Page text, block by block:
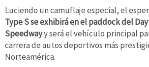
Luciendo un camuflaje especial, el
Type S se exhibirá en el paddock del
Speedwayy será el vehículo principal
carrera de autos deportivos más
Norteamérica.